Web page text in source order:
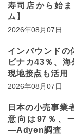
寿司店から始
ム】
2026年08月07日
インバウンドの
ビナカ43％、
現地接点も活
2026年08月07日
日本の小売事業
意向は97％、
―Adyen調査